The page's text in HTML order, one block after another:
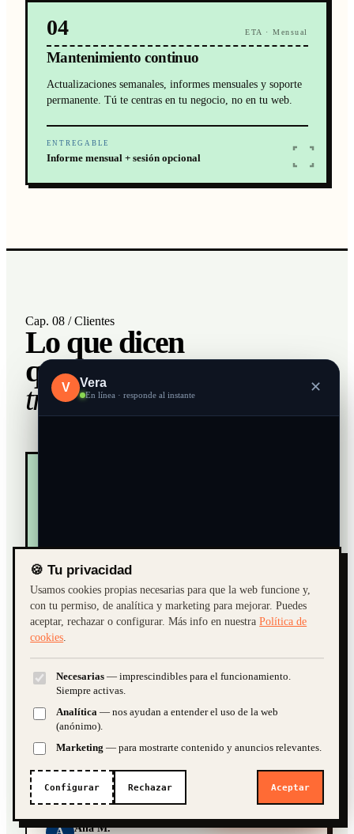
04 ETA · Mensual
Mantenimiento continuo
Actualizaciones semanales, informes mensuales y soporte
permanente. Tú te centras en tu negocio, no en tu web.
ENTREGABLE
Informe mensual + sesión opcional
Cap. 08 / Clientes
Lo que dicen
quienesduermen
tranquilos.
La limpiaron en 24 horas y desde
entonces llevamos más de un año
sin ningún problema.
F
GERENTE · EMPRESA DE REFORMAS ·
"
mes. Para nosotros es como tener un departamento
web sin el coste de contratar a nadie.
Ana M.
🍪 Tu privacidad
Usamos cookies propias necesarias para que la web funcione y,
con tu permiso, de analítica y marketing para mejorar. Puedes
aceptar, rechazar o configurar. Más info en nuestraPolítica de
cookies.
Necesarias— imprescindibles para el funcionamiento.
Siempre activas.
Analítica— nos ayudan a entender el uso de la web
(anónimo).
Marketing — para mostrarte contenido y anuncios relevantes.
Configurar Rechazar Aceptar
V Vera
En línea · responde al instante ✕
¿Cuánto cuesta una web? Quiero una tienda online
¿SEO y marketing?
IA · demo. Guardamos la conversación para poder atenderte; te atiende
una persona si hace falta.